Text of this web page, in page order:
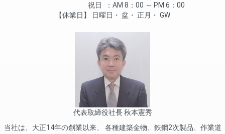
祝日
AM 8：00 ～ PM 6：00
休業日
日曜日 盆 正月 GW
代表取締役社長 秋本憲秀
当社は、大正14年の創業以来、 各種建築金物、鉄鋼2次製品、作業道